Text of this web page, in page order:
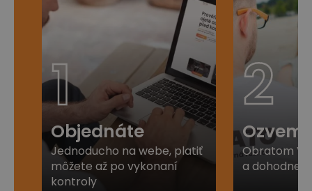
1
Objednáte
Jednoducho na webe, platiť
môžete až po vykonaní
kontroly
2
Obratom
a